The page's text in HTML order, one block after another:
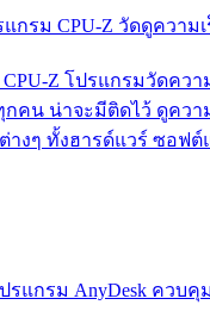
แกรม CPU-Z วัดดูความ
Z โปรแกรมวัดควา
คน น่าจะมีติดไว้ ดูความ
างๆ ทั้งฮารด์แวร์ ซอฟต์
ปรแกรม AnyDesk ควบ